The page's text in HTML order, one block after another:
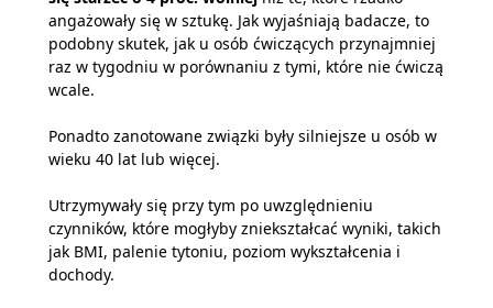
angażowały się w sztukę. Jak wyjaśniają badacze, to
podobny skutek, jak u osób ćwiczących przynajmniej
raz w tygodniu w porównaniu z tymi, które nie ćwiczą
wcale.
Ponadto zanotowane związki były silniejsze u osób w
wieku 40 lat lub więcej.
Utrzymywały się przy tym po uwzględnieniu
czynników, które mogłyby zniekształcać wyniki, takich
jak BMI, palenie tytoniu, poziom wykształcenia i
dochody.